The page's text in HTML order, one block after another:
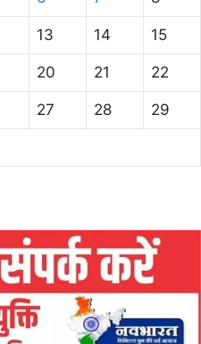
13 14 15
20 21 22
27 28 29